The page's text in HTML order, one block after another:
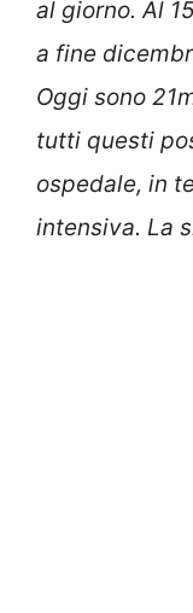
al giorno. Al
a fine
Oggi sono
tutti questi
ospedale, in
intensiva. La